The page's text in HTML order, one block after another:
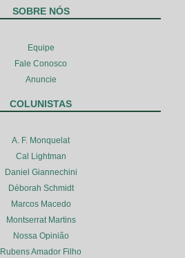
SOBRE NÓS
Equipe
Fale Conosco
Anuncie
COLUNISTAS
A. F. Monquelat
Cal Lightman
Daniel Giannechini
Déborah Schmidt
Marcos Macedo
Montserrat Martins
Nossa Opinião
Rubens Amador Filho